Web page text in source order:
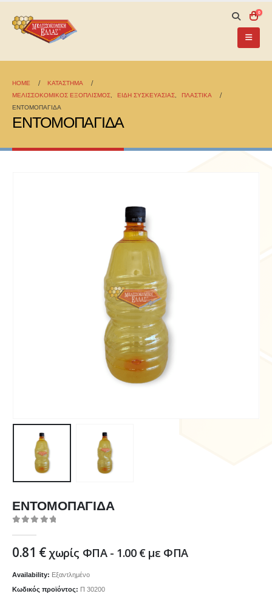
0
HOME
ΚΑΤΆΣΤΗΜΑ
ΜΕΛΙΣΣΟΚΟΜΙΚΟΣ ΕΞΟΠΛΙΣΜΟΣ
ΕΙΔΗ ΣΥΣΚΕΥΑΣΙΑΣ
ΠΛΑΣΤΙΚΑ
ΕΝΤΟΜΟΠΑΓΙΔΑ
ΕΝΤΟΜΟΠΑΓΙΔΑ
ΕΝΤΟΜΟΠΑΓΙΔΑ
0.81 € χωρίς ΦΠΑ - 1.00 €με ΦΠΑ
Availability: Εξαντλημένο
Κωδικός προϊόντος: Π 30200